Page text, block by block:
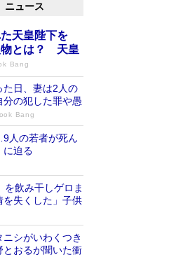
ニュース
天皇陛下を
物とは？ 天皇
Bang
た日、妻は2人の
の犯した罪や愚
Bang
人の若者が死ん
に迫る
飲み干しゲロま
失くした」子供
シがいわくつき
おるが聞いた衝